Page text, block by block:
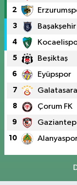
2
3 Başakşehir
4
5 Beşiktaş
6 Eyüpspor
7
8 Çorum FK
9 Gaziantep
10